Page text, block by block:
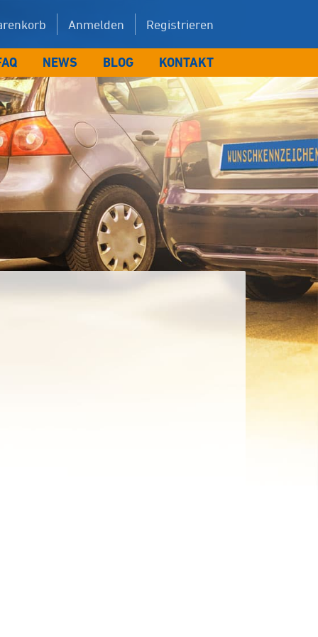
Anmelden Registrieren
NEWS BLOG KONTAKT